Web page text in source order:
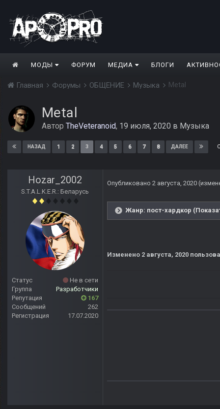
МОДЫ ФОРУМ МЕДИА БЛОГИ
Главная Форумы ОБЩЕНИЕ Музыка Metal
Metal
Автор TheVeteranoid, 19 июля, 2020 в Музыка
НАЗАД 1 2 3 4 5 6 7 8 ДАЛЕЕ
Hozar_2002
S.T.A.L.K.E.R.: Беларусь
Статус
Не в сети
Группа
Разработчики
Репутация
167
Сообщений
262
Регистрация
17.07.2020
Опубликовано 2 августа, 2020
Жанр: пост-хардкор
Изменено 2 августа, 2020